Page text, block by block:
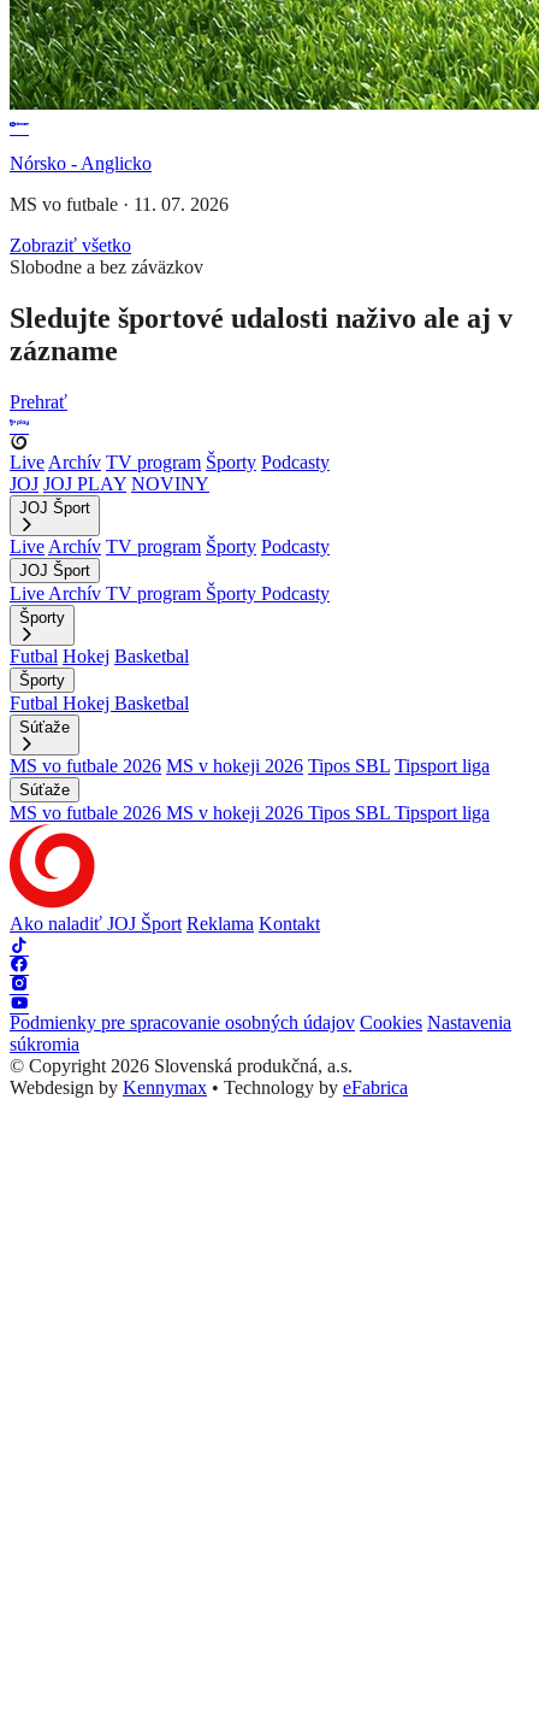
Nórsko - Anglicko
MS vo futbale · 11. 07. 2026
Zobraziť všetko
Slobodne a bez záväzkov
Sledujte športové udalosti naživo ale aj v
zázname
Prehrať
Live Archív TV program Športy Podcasty
JOJ JOJ PLAY NOVINY
JOJ Šport
Live Archív TV program Športy Podcasty
JOJ Šport
Live Archív TV program Športy Podcasty
Športy
Futbal Hokej Basketbal
Športy
Futbal Hokej Basketbal
Súťaže
MS vo futbale 2026 MS v hokeji 2026 Tipos SBL Tipsport liga
Súťaže
MS vo futbale 2026 MS v hokeji 2026 Tipos SBL Tipsport liga
Ako naladiť JOJ Šport Reklama Kontakt
Podmienky pre spracovanie osobných údajov Cookies Nastavenia
súkromia
© Copyright 2026 Slovenská produkčná, a.s.
Webdesign by Kennymax • Technology by eFabrica